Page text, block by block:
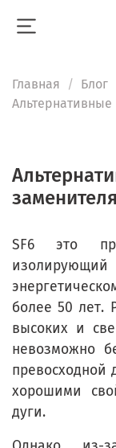
Главная
Блог
Альтернативные
SF6 это
более 50 лет.
высоких и
невозможно
превосходной
хорошими
дуги.